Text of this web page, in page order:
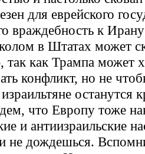
для еврейского
враждебность к
в Штатах может
как Трампа может
конфликт, но не
останутся
что Европу тоже
и антиизраильские
не дождешься.